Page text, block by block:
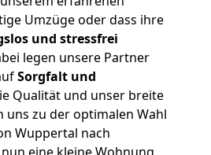
Umzüge oder dass ihre
und stressfrei
legen unsere Partner
Sorgfalt und
Qualität und unser breite
uns zu der optimalen Wahl
Wuppertal nach